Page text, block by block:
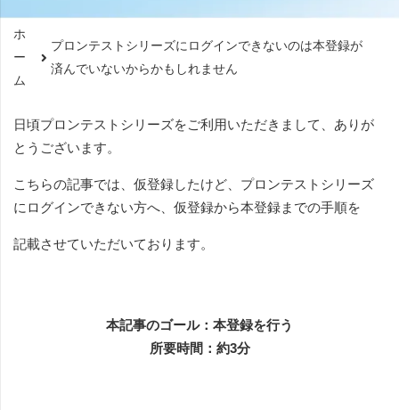
ホ
ー
ム
プロンテストシリーズにログインできないのは本登録が
済んでいないからかもしれません
日頃プロンテストシリーズをご利用いただきまして、ありが
とうございます。
こちらの記事では、仮登録したけど、プロンテストシリーズ
にログインできない方へ、仮登録から本登録までの手順を
記載させていただいております。
本記事のゴール：本登録を行う
所要時間：約3分